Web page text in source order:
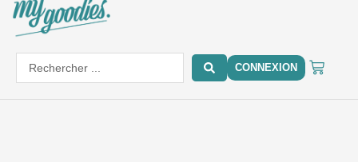
Search
...
CONNEXION